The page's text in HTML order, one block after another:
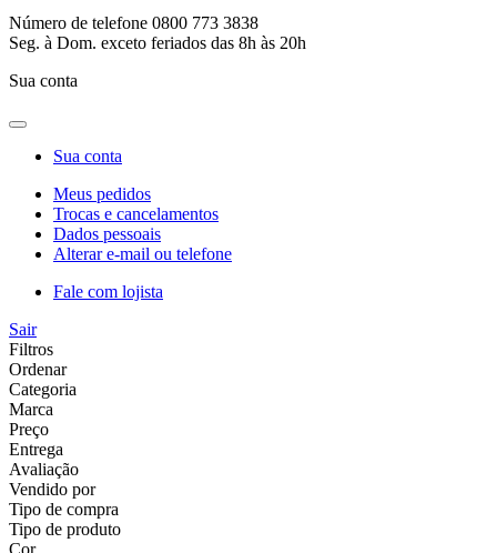
Número de telefone 0800 773 3838
Seg. à Dom. exceto feriados das 8h às 20h
Sua conta
Sua conta
Meus pedidos
Trocas e cancelamentos
Dados pessoais
Alterar e-mail ou telefone
Fale com lojista
Sair
Filtros
Ordenar
Categoria
Marca
Preço
Entrega
Avaliação
Vendido por
Tipo de compra
Tipo de produto
Cor